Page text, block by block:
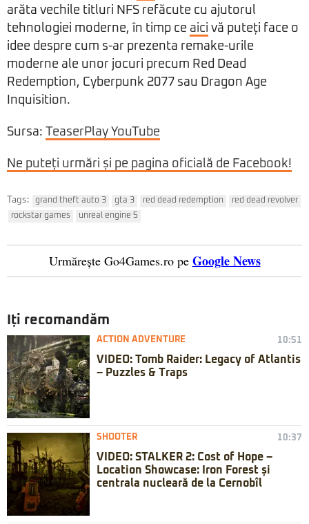
arăta vechile titluri NFS refăcute cu ajutorul
tehnologiei moderne, în timp ce aici vă puteți face o
idee despre cum s-ar prezenta remake-urile
moderne ale unor jocuri precum Red Dead
Redemption, Cyberpunk 2077 sau Dragon Age
Inquisition.
Sursa: TeaserPlay YouTube
Ne puteți urmări și pe pagina oficială de Facebook!
Tags: grand theft auto 3 gta 3 red dead redemption
red dead revolver
rockstar games
unreal engine 5
Urmărește Go4Games.ro pe Google News
Iți recomandăm
ACTION ADVENTURE 10:51
VIDEO: Tomb Raider: Legacy of Atlantis
– Puzzles & Traps
SHOOTER 10:37
VIDEO: STALKER 2: Cost of Hope –
Location Showcase: Iron Forest și
centrala nucleară de la Cernobîl